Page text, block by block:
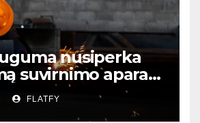
nusiperka
suvirnimo aparatą
nesupranta?
FLATFY